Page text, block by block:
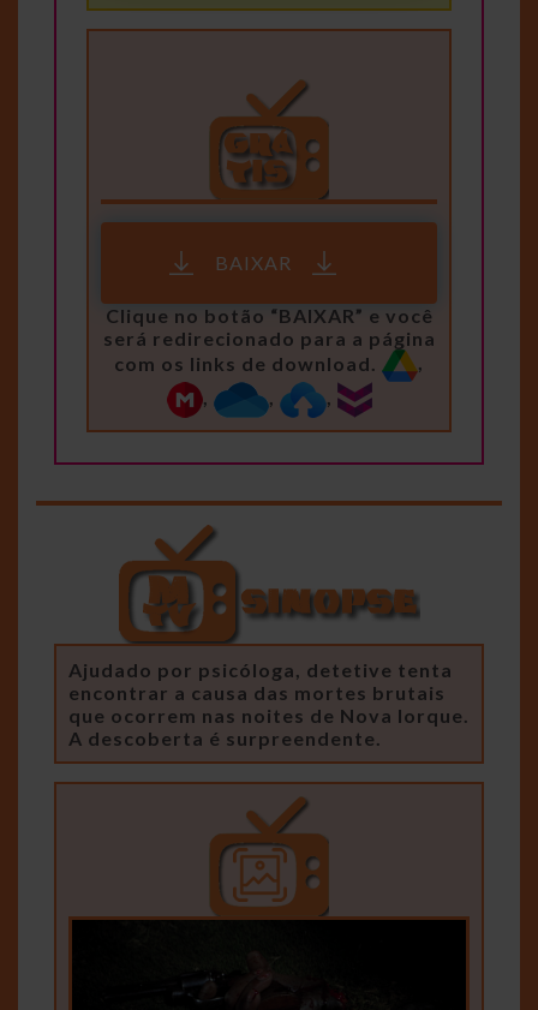
BAIXAR
Clique no botão “BAIXAR” e você
será redirecionado para a página
com os links de download.
,
,
Ajudado por psicóloga, detetive tenta
encontrar a causa das mortes brutais
que ocorrem nas noites de Nova Iorque.
A descoberta é surpreendente.